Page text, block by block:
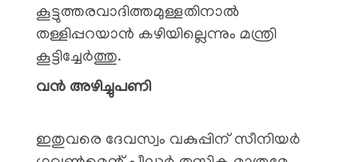
കൂട്ടുത്തരവാദിത്തമുള്ളതിനാൽ
തള്ളിപ്പറയാൻ കഴിയില്ലെന്നും മന്ത്രി
കൂട്ടിച്ചേർത്തു.
​വൻ അഴിച്ചുപണി
​ഇതുവരെ ദേവസ്വം വകുപ്പിന് സീനിയർ